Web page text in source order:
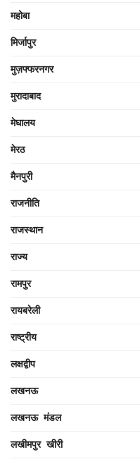
महोबा
मिर्जापुर
मुज़फ्फरनगर
मुरादाबाद
मेघालय
मेरठ
मैनपुरी
राजनीति
राजस्थान
राज्य
रामपुर
रायबरेली
राष्ट्रीय
लक्षद्वीप
लखनऊ
लखनऊ मंडल
लखीमपुर खीरी